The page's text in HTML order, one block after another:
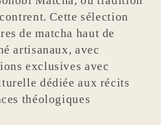
Cette sélection
de matcha haut de
artisanaux, avec
exclusives avec
dédiée aux récits
théologiques